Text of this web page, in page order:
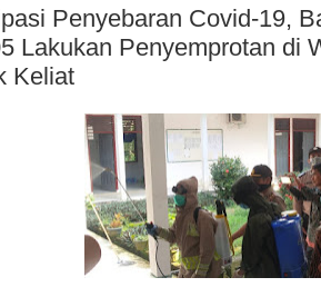
Penyebaran Covid-19,
Lakukan Penyemprotan di
Keliat